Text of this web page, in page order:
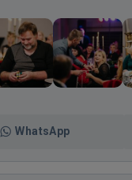
WhatsApp